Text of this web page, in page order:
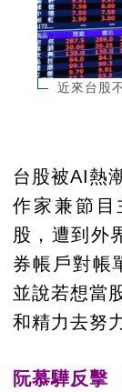
近來台股
台股被AI熱
作家兼節
股，遭到外
券帳戶對帳
並說若想當
和精力去努
阮慕驊反擊